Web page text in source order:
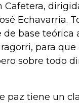
Cafetera,
Echavarría.
base teórica
para
sobre todo
paz tiene un